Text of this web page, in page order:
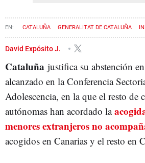
CATALUÑA GENERALITAT DE CATALUÑA
GOBIERNO INMIGRANTES
David Expósito J.
Cataluña justifica su abstención
alcanzado en la Conferencia
Adolescencia, en la que el resto de
autónomas han acordado la
menores extranjeros no
acogidos en Canarias y el resto en